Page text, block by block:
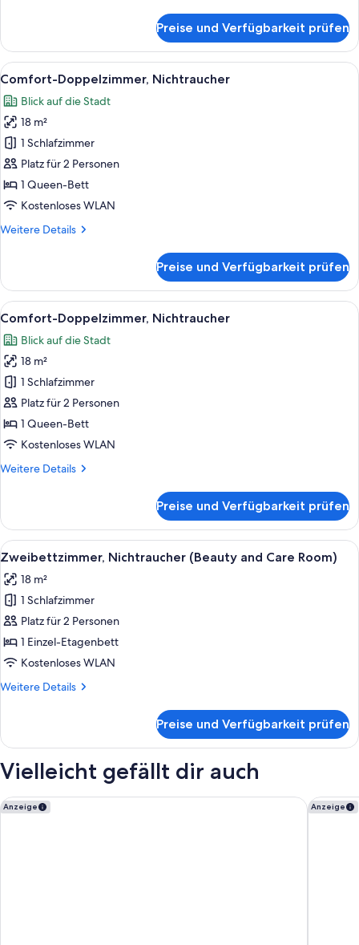
2 Schlafzimmer,
Nichtraucher
(Adjoining,
Preise und Verfügbarkeit prüfen
Alle
Fotos
für
Comfort-
Doppelzimmer,
Nichtraucher
anzeigen
Ein modernes Hotelzimmer mit
18
Comfort-Doppelzimmer, Nichtraucher
Blick auf die Stadt
18 m²
1 Schlafzimmer
Platz für 2 Personen
1 Queen-Bett
Kostenloses WLAN
Weitere Details
Weitere
Doppelzimmer,
Nichtraucher
Preise und Verfügbarkeit prüfen
Alle
Fotos
für
Comfort-
Doppelzimmer,
Nichtraucher
anzeigen
Ein modernes Hotelzimmer mit
18
Comfort-Doppelzimmer, Nichtraucher
Blick auf die Stadt
18 m²
1 Schlafzimmer
Platz für 2 Personen
1 Queen-Bett
Kostenloses WLAN
Weitere Details
Weitere
Doppelzimmer,
Nichtraucher
Preise und Verfügbarkeit prüfen
Alle
Fotos
für
Zweibettzimmer,
Nichtraucher
(Beauty
and
Room)
Ein kompakter, mehrstöckiger
15
Zweibettzimmer, Nichtraucher (Beauty and Care Room)
18 m²
1 Schlafzimmer
Platz für 2 Personen
1 Einzel-Etagenbett
Kostenloses WLAN
Weitere Details
Weitere
Nichtraucher
and
Room)
Preise und Verfügbarkeit prüfen
Vielleicht gefällt dir auch
Anzeige
The Prince Park Tower Tokyo - Preferred Hotels & Resorts,
Anzeige
Kichijoji